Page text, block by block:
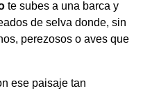
te subes a una barca y
de selva donde, sin
perezosos o aves que
ese paisaje tan